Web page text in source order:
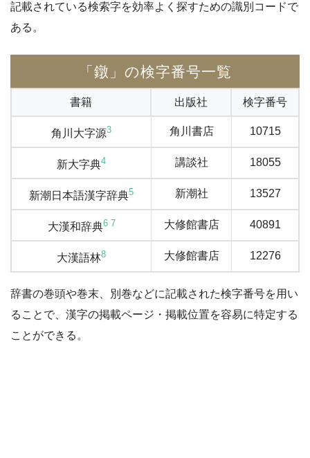
記載されている検索字を効率よく探すための識別コードで
ある。
「鐓」の検字番号一覧
書籍 出版社 検字番号
角川大字源3 角川書店 10715
新大字典4 講談社 18055
新潮日本語漢字辞典5 新潮社 13527
大漢和辞典6 7 大修館書店 40891
大漢語林8 大修館書店 12276
辞書の巻頭や巻末、別巻などに記載された検字番号を用い
ることで、漢字の掲載ページ・掲載位置を容易に特定する
ことができる。